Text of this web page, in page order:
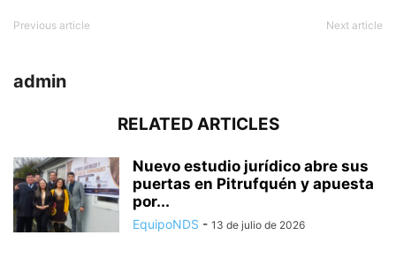
Previous article Next article
admin
RELATED ARTICLES
Nuevo estudio jurídico abre sus
puertas en Pitrufquén y apuesta
por...
EquipoNDS - 13 de julio de 2026